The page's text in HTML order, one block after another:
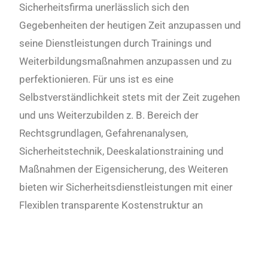
Sicherheitsfirma unerlässlich sich den
Gegebenheiten der heutigen Zeit anzupassen und
seine Dienstleistungen durch Trainings und
Weiterbildungsmaßnahmen anzupassen und zu
perfektionieren. Für uns ist es eine
Selbstverständlichkeit stets mit der Zeit zugehen
und uns Weiterzubilden z. B. Bereich der
Rechtsgrundlagen, Gefahrenanalysen,
Sicherheitstechnik, Deeskalationstraining und
Maßnahmen der Eigensicherung, des Weiteren
bieten wir Sicherheitsdienstleistungen mit einer
Flexiblen transparente Kostenstruktur an